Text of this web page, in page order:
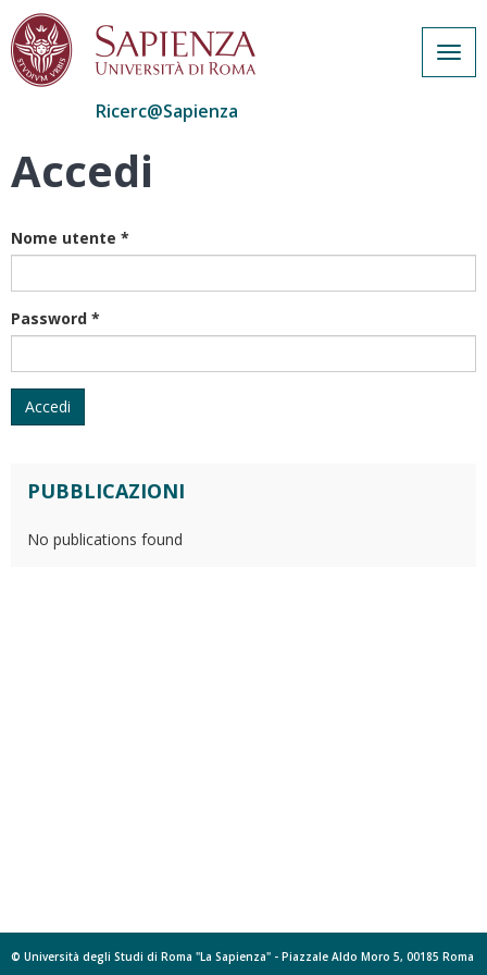
Salta
Ricerc@Sapienza
Accedi
Nome utente *
Password *
Accedi
PUBBLICAZIONI
No publications found
© Università degli Studi di Roma "La Sapienza" - Piazzale Aldo Moro 5, 00185 Roma